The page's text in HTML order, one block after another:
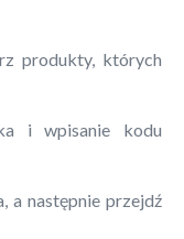
produkty, których
i wpisanie kodu
a następnie przejdź